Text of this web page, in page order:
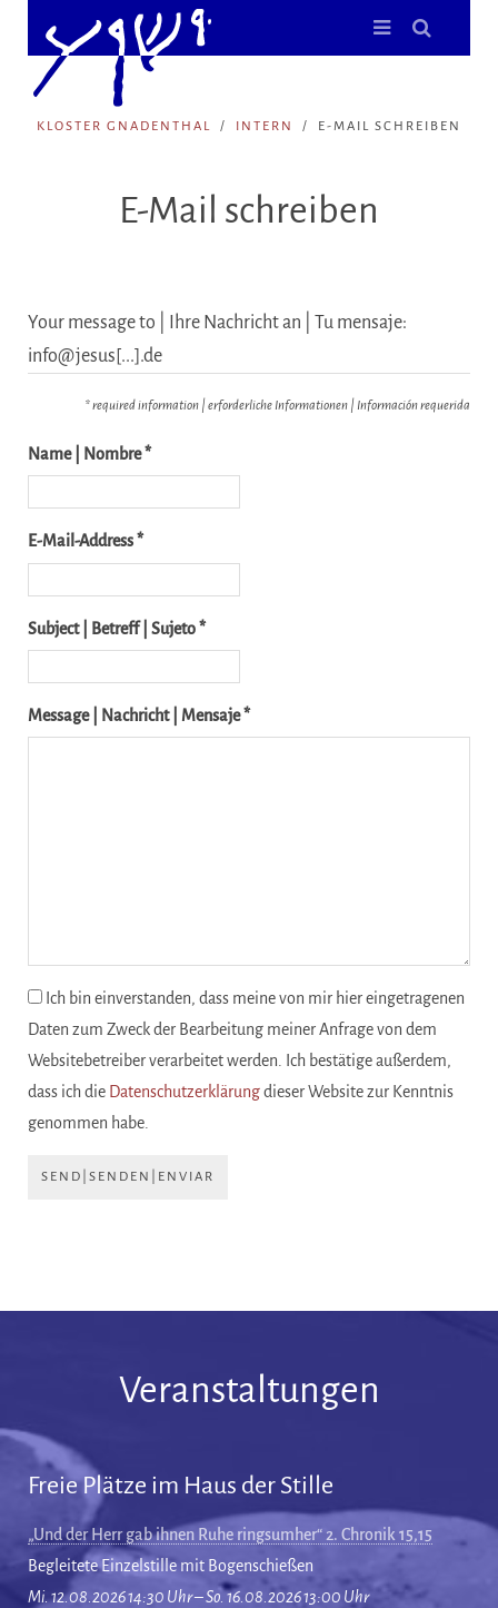
KLOSTER GNADENTHAL INTERN E-MAIL SCHREIBEN
E-Mail schreiben
Your message to | Ihre Nachricht an | Tu mensaje:
info@jesus[...].de
* required information | erforderliche Informationen | Información requerida
Name | Nombre *
E-Mail-Address *
Subject | Betreff | Sujeto *
Message | Nachricht | Mensaje *
Ich bin einverstanden, dass meine von mir hier eingetragenen
Daten zum Zweck der Bearbeitung meiner Anfrage von dem
Websitebetreiber verarbeitet werden. Ich bestätige außerdem,
dass ich die Datenschutzerklärungdieser Website zur Kenntnis
genommen habe.
SEND|SENDEN|ENVIAR
Veranstaltungen
Freie Plätze im Haus der Stille
„Und der Herr gab ihnen Ruhe ringsumher“ 2. Chronik 15,15
Begleitete Einzelstille mit Bogenschießen
Mi. 12.08.2026 14:30 Uhr – So. 16.08.2026 13:00 Uhr